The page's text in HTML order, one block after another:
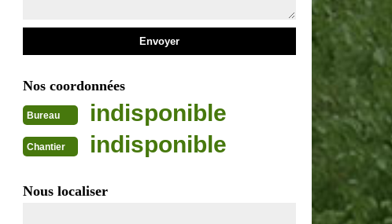
Nos coordonnées
Bureau indisponible
Chantier indisponible
Nous localiser